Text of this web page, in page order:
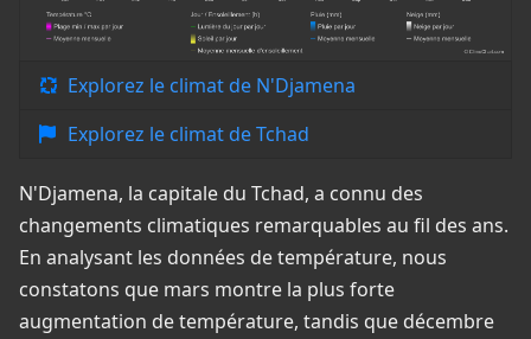
Explorez le climat de N'Djamena
Explorez le climat de Tchad
N'Djamena, la capitale du Tchad, a connu des
changements climatiques remarquables au fil des ans.
En analysant les données de température, nous
constatons que mars montre la plus forte
augmentation de température, tandis que décembre